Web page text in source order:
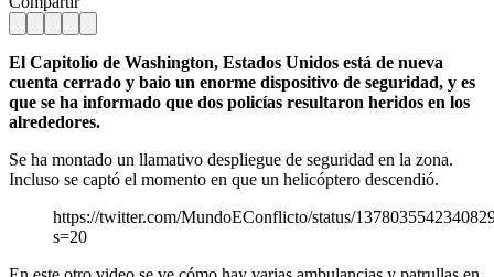
El Capitolio de Washington, Estados Unidos está de nueva
cuenta cerrado y baio un enorme dispositivo de seguridad, y es
que se ha informado que dos policías resultaron heridos en los
alrededores.
Se ha montado un llamativo despliegue de seguridad en la zona.
Incluso se captó el momento en que un helicóptero descendió.
https://twitter.com/MundoEConflicto/status/
s=20